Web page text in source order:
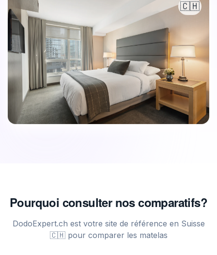
🇨🇭
Pourquoi consulter nos comparatifs?
DodoExpert.ch est votre site de référence en Suisse
🇨🇭 pour comparer les matelas